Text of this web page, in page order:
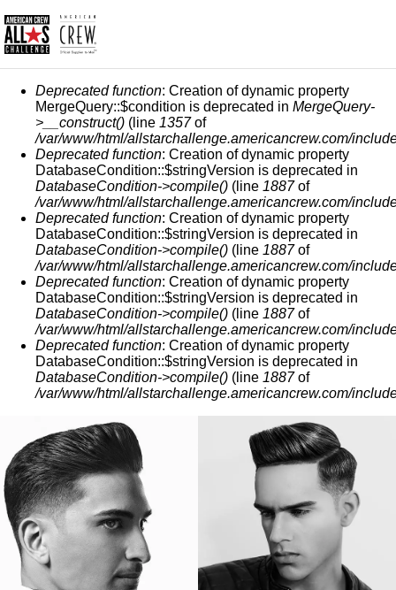
MESSAGGIO DI ERRORE
Deprecated function: Creation of dynamic property
MergeQuery::$condition is deprecated in MergeQuery-
>__construct() (line 1357of
/var/www/html/allstarchallenge.americancrew.com/
Deprecated function: Creation of dynamic property
DatabaseCondition::$stringVersion is deprecated in
DatabaseCondition->compile() (line 1887of
/var/www/html/allstarchallenge.americancrew.com/
Deprecated function: Creation of dynamic property
DatabaseCondition::$stringVersion is deprecated in
DatabaseCondition->compile() (line 1887of
/var/www/html/allstarchallenge.americancrew.com/
Deprecated function: Creation of dynamic property
DatabaseCondition::$stringVersion is deprecated in
DatabaseCondition->compile() (line 1887of
/var/www/html/allstarchallenge.americancrew.com/
Deprecated function: Creation of dynamic property
DatabaseCondition::$stringVersion is deprecated in
DatabaseCondition->compile() (line 1887of
/var/www/html/allstarchallenge.americancrew.com/